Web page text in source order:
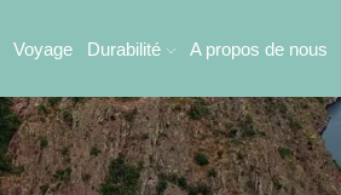
Voyage Durabilité A propos de nous